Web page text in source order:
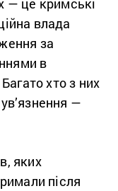
— це кримські
влада
за
в
хто з них
—
яких
після